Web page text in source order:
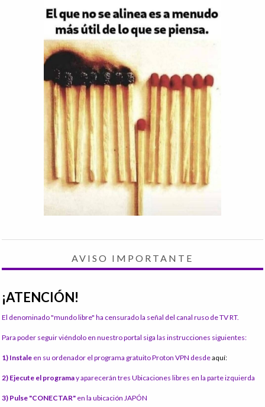
AVISO IMPORTANTE
¡ATENCIÓN!
El denominado "mundo libre" ha censurado la señal del canal ruso de TV RT.
Para poder seguir viéndolo en nuestro portal siga las instrucciones siguientes:
1) Instale en su ordenador el programa gratuito Proton VPN desdeaquí:
2) Ejecute el programay aparecerán tres Ubicaciones libres en la parte izquierda
3) Pulse "CONECTAR" en la ubicación JAPÓN